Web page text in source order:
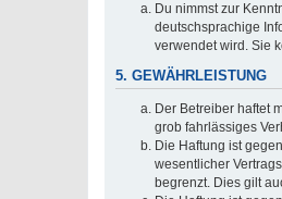
Du nimmst zur
deutschsprachige
verwendet wird. Sie
5. GEWÄHRLEISTUNG
Der Betreiber haftet
grob fahrlässiges
Die Haftung ist
wesentlicher
begrenzt. Dies gilt